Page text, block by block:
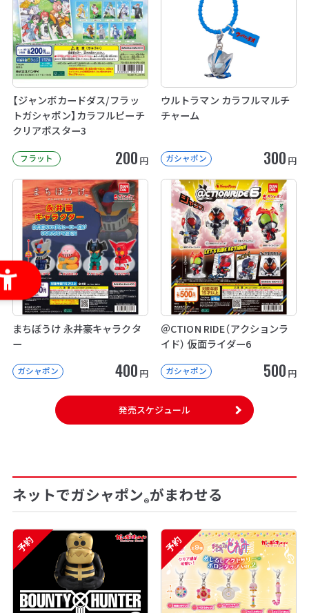
【ジャンボカードダス/フラッ
トガシャポン】カラフルピーチ
クリアポスター3
フラット 200 円
ウルトラマン カラフルマルチ
チャーム
ガシャポン 300 円
まちぼうけ 永井豪キャラクタ
ー
ガシャポン 400 円
＠CTION RIDE（アクションラ
イド） 仮面ライダー6
ガシャポン 500 円
発売スケジュール
ネットでガシャポン®がまわせる
予約 予約